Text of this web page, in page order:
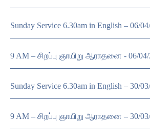
Sunday Service 6.30am in English – 06/
9 AM – சிறப்பு ஞாயிறு ஆராதனை - 06/04/
Sunday Service 6.30am in English – 30/
9 AM – சிறப்பு ஞாயிறு ஆராதனை – 30/